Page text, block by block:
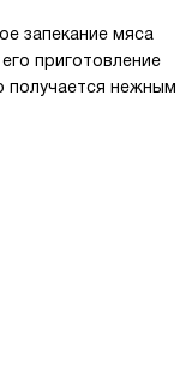
запекание мяса
приготовление
получается нежным